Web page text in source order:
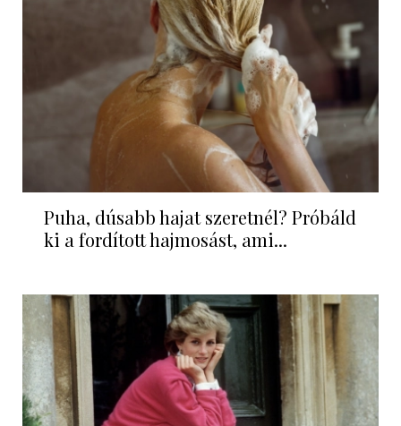
Puha, dúsabb hajat szeretnél? Próbáld
ki a fordított hajmosást, ami...